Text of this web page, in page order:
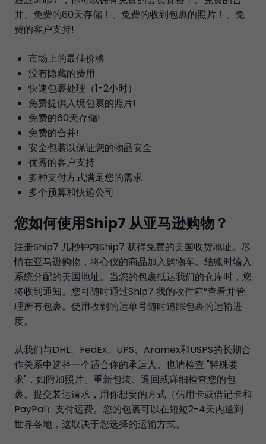
并、免费的60天存储！、免费的收到包裹的照片！、免
费的客户支持!
市场上的最佳价格
没有隐藏的费用
快速包裹处理（1-2小时）
免费提供入境包裹的照片!
免费的60天存储!
免费的合并!
安全包装以保证您的物品安全
优秀的客户支持
多种支付方式满足您的需求
多个预算和快递公司
您如何使用Ship7 从亚马逊购物？
注册Ship7 几秒钟内Ship7 获得免费的美国收货地址。尽
情在亚马逊购物，将心仪的商品加入购物车。结账时输入
系统分配的美国地址。当您的包裹抵达我们的仓库时，您
将收到通知。您可随时通过Ship7 我的收件箱”查看并管
理所有包裹。使用收到的运单号随时追踪包裹的运输进
度。
从我们与DHL、FedEx、UPS、Aramex和USPS的长期合
作关系中选择一个适合你的承运人。也请检查 "特殊要
求"，如附加照片、重新包装、退回或详细检查您的包
裹。提交装运请求，用你想要的方式（信用卡或借记卡和
PayPal）支付运费。您的包裹可以在短短2-4天内送到
世界各地，这取决于您选择的运输方式。